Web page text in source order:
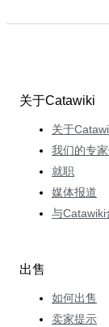
关于Catawiki
关于
我们的专
就职
媒体报道
与Catawiki
出售
如何出售
卖家提示